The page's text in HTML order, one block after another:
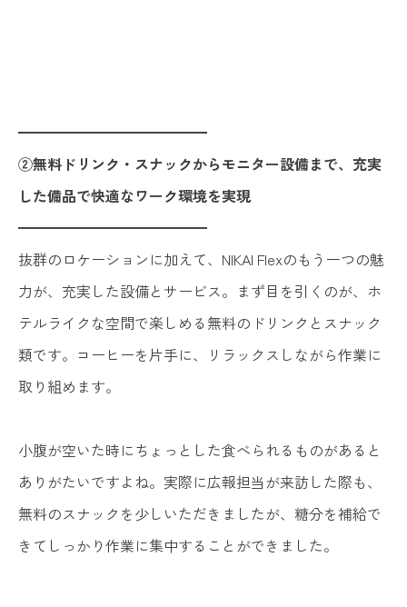
━━━━━━━━━━━━━
②無料ドリンク・スナックからモニター設備まで、充実
した備品で快適なワーク環境を実現
━━━━━━━━━━━━━
抜群のロケーションに加えて、NIKAI Flexのもう一つの魅
力が、充実した設備とサービス。まず目を引くのが、ホ
テルライクな空間で楽しめる無料のドリンクとスナック
類です。コーヒーを片手に、リラックスしながら作業に
取り組めます。
小腹が空いた時にちょっとした食べられるものがあると
ありがたいですよね。実際に広報担当が来訪した際も、
無料のスナックを少しいただきましたが、糖分を補給で
きてしっかり作業に集中することができました。